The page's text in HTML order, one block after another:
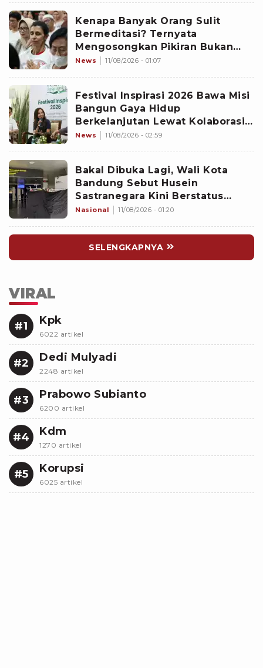
Kenapa Banyak Orang Sulit
Bermeditasi? Ternyata
Mengosongkan Pikiran Bukan
Satu-satunya Cara
News 11/08/2026 - 01:07
Festival Inspirasi 2026 Bawa Misi
Bangun Gaya Hidup
Berkelanjutan Lewat Kolaborasi
Lintas Sektor
News 11/08/2026 - 02:59
Bakal Dibuka Lagi, Wali Kota
Bandung Sebut Husein
Sastranegara Kini Berstatus
Bandar Udara Internasional
Nasional 11/08/2026 - 01:20
SELENGKAPNYA
VIRAL
#1 Kpk
6022 artikel
#2 Dedi Mulyadi
2248 artikel
#3 Prabowo Subianto
6200 artikel
#4 Kdm
1270 artikel
#5 Korupsi
6025 artikel